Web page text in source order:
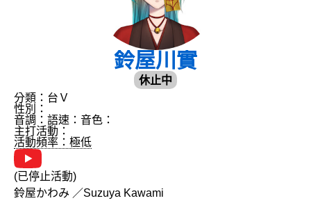
鈴屋川實
休止中
分類：台Ｖ
性別：
音調： 語速： 音色：
主打活動：
活動頻率：極低
(已停止活動)
鈴屋かわみ ／Suzuya Kawami